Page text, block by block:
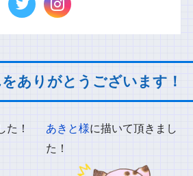
ありがとうございます！
た！ あきと様に描いて頂きまし
た！